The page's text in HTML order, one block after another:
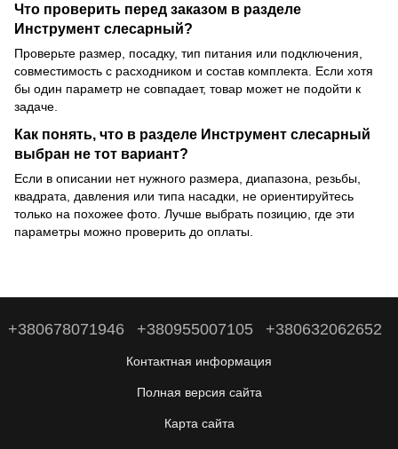
Что проверить перед заказом в разделе
Инструмент слесарный?
Проверьте размер, посадку, тип питания или подключения,
совместимость с расходником и состав комплекта. Если хотя
бы один параметр не совпадает, товар может не подойти к
задаче.
Как понять, что в разделе Инструмент слесарный
выбран не тот вариант?
Если в описании нет нужного размера, диапазона, резьбы,
квадрата, давления или типа насадки, не ориентируйтесь
только на похожее фото. Лучше выбрать позицию, где эти
параметры можно проверить до оплаты.
+380678071946 +380955007105 +380632062652
Контактная информация
Полная версия сайта
Карта сайта